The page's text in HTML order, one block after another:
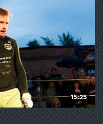
15:25